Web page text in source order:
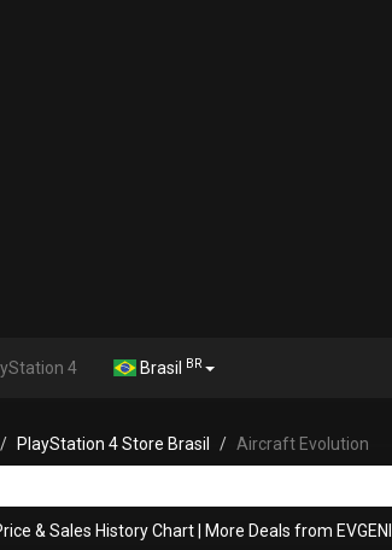
4 Brasil BR
PlayStation 4 Store Brasil Aircraft Evolution
& Sales History Chart More Deals from